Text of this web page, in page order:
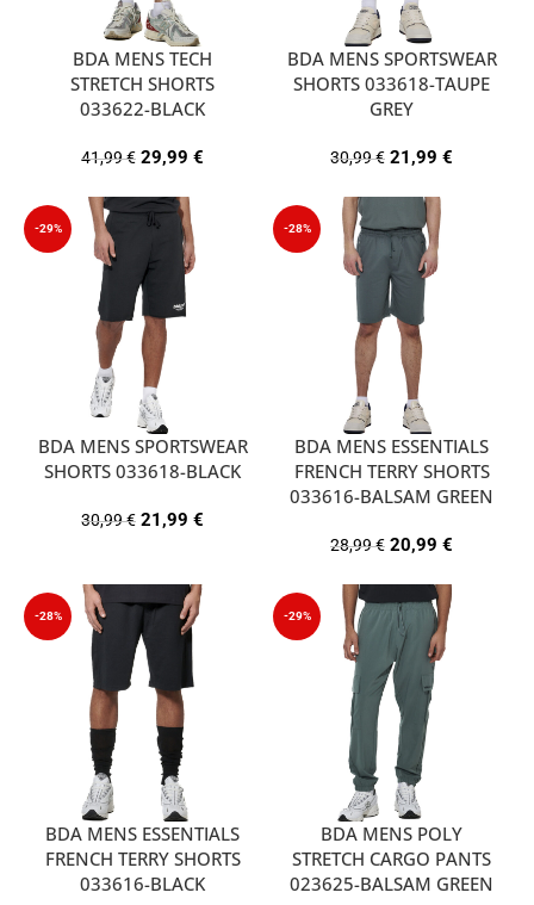
BDA MENS TECH
STRETCH SHORTS
033622-BLACK
41,99€ 29,99 €
BDA MENS SPORTSWEAR
SHORTS 033618-TAUPE
GREY
30,99€ 21,99 €
-29%
BDA MENS SPORTSWEAR
SHORTS 033618-BLACK
30,99€ 21,99 €
-28%
BDA MENS ESSENTIALS
FRENCH TERRY SHORTS
033616-BALSAM GREEN
28,99€ 20,99 €
-28%
BDA MENS ESSENTIALS
FRENCH TERRY SHORTS
033616-BLACK
-29%
BDA MENS POLY
STRETCH CARGO PANTS
023625-BALSAM GREEN